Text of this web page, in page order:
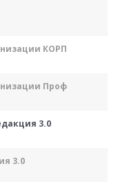
КОРП
Проф
3.0
3.0